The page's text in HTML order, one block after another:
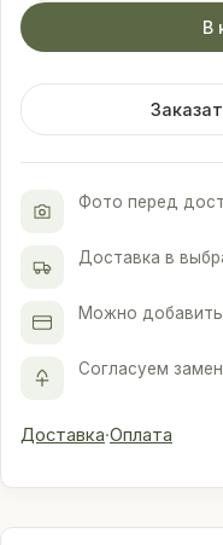
15
роз
Атена
с
зеленью
упаковке
В
Фото перед
Доставка в
Можно
Согласуем
Доставка·Оплата